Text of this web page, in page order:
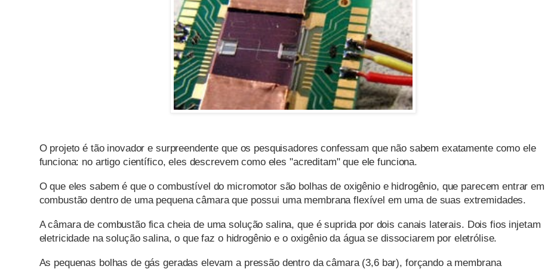
O projeto é tão inovador e surpreendente que os pesquisadores confessam que não sabem exatamente como ele
funciona: no artigo científico, eles descrevem como eles "acreditam" que ele funciona.
O que eles sabem é que o combustível do micromotor são bolhas de oxigênio e hidrogênio, que parecem entrar em
combustão dentro de uma pequena câmara que possui uma membrana flexível em uma de suas extremidades.
A câmara de combustão fica cheia de uma solução salina, que é suprida por dois canais laterais. Dois fios injetam
eletricidade na solução salina, o que faz o hidrogênio e o oxigênio da água se dissociarem por eletrólise.
As pequenas bolhas de gás geradas elevam a pressão dentro da câmara (3,6 bar), forçando a membrana